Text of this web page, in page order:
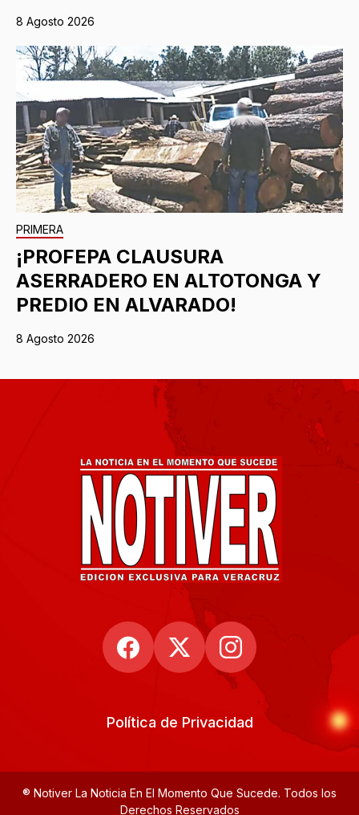
8 Agosto 2026
PRIMERA
¡PROFEPA CLAUSURA
ASERRADERO EN ALTOTONGA Y
PREDIO EN ALVARADO!
8 Agosto 2026
Política de Privacidad
® Notiver La Noticia En El Momento Que Sucede. Todos los
Derechos Reservados